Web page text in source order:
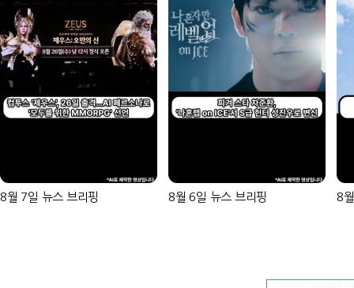
8월 7일 뉴스 브리핑 8월 6일 뉴스 브리핑 8